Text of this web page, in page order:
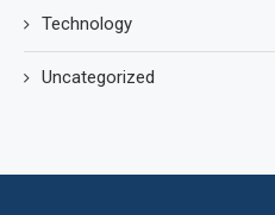
Technology
Uncategorized